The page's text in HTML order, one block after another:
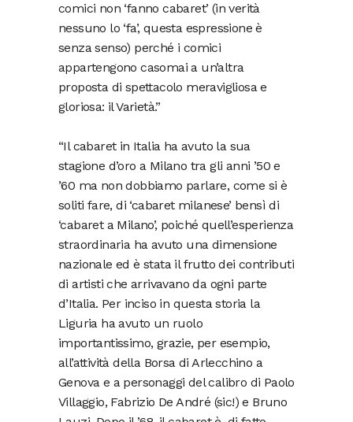
comici non ‘fanno cabaret’ (in verità
nessuno lo ‘fa’, questa espressione è
senza senso) perché i comici
appartengono casomai a un’altra
proposta di spettacolo meravigliosa e
gloriosa: il Varietà.”
“Il cabaret in Italia ha avuto la sua
stagione d’oro a Milano tra gli anni ’50 e
’60 ma non dobbiamo parlare, come si è
soliti fare, di ‘cabaret milanese’ bensì di
‘cabaret a Milano’, poiché quell’esperienza
straordinaria ha avuto una dimensione
nazionale ed è stata il frutto dei contributi
di artisti che arrivavano da ogni parte
d’Italia. Per inciso in questa storia la
Liguria ha avuto un ruolo
importantissimo, grazie, per esempio,
all’attività della Borsa di Arlecchino a
Genova e a personaggi del calibro di Paolo
Villaggio, Fabrizio De André (sic!) e Bruno